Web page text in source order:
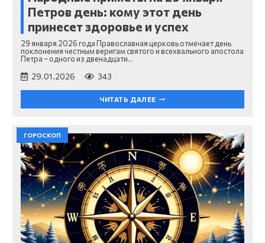
Петров день: кому этот день
принесет здоровье и успех
29 января 2026 года Православная церковь отмечает день
поклонения честным веригам святого и всехвального апостола
Петра – одного из двенадцати…
29.01.2026 343
ЧИТАТЬ ДАЛЕЕ
ГОРОСКОП